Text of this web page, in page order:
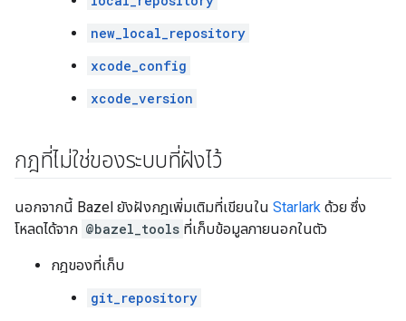
new_local_repository
xcode_config
xcode_version
กฎที่ไม่ใช่ของระบบที่ฝังไว้
นอกจากนี้ Bazel ยังฝังกฎเพิ่มเติมที่เขียนใน Starlark ด้วย ซึ่ง
โหลดได้จาก @bazel_tools ที่เก็บข้อมูลภายนอกในตัว
กฎของที่เก็บ
git_repository